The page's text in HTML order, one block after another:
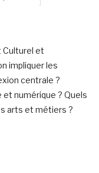
Culturel et
impliquer les
centrale ?
numérique ? Quels
arts et métiers ?